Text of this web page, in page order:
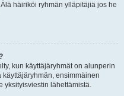
häiriköi ryhmän ylläpitäjiä jos he
kun käyttäjäryhmät on alunperin
ensimmäinen
yksityisviestin lähettämistä.